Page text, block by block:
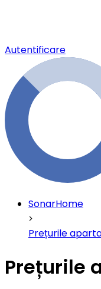
Autentificare
SonarHome
Prețurile
Prețurile